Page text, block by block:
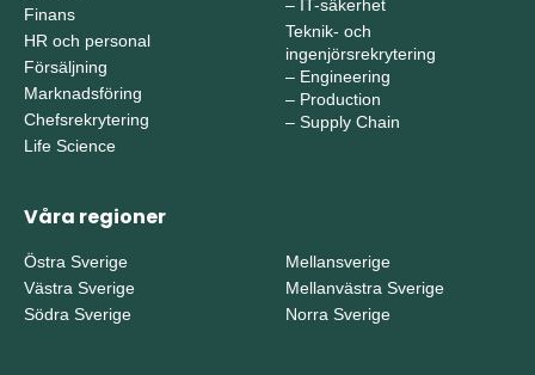
Finans
HR och personal
Försäljning
Marknadsföring
Chefsrekrytering
Life Science
– IT-säkerhet
Teknik- och
ingenjörsrekrytering
– Engineering
– Production
– Supply Chain
Våra regioner
Östra Sverige
Västra Sverige
Södra Sverige
Mellansverige
Mellanvästra Sverige
Norra Sverige